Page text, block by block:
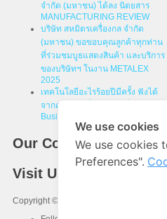
จำกัด (มหาชน) ได้ลง นิตยสาร
MANUFACTURING REVIEW
บริษัท สหมิตรเครื่องกล จำกัด
(มหาชน) ขอขอบคุณลูกค้าทุกท่าน
ที่ร่วมชมบูธแสดงสินค้า และบริการ
ของบริษัทฯ ในงาน METALEX
2025
เทคโนโลยีอะไรร้อยปีมีครั้ง ฟังได้
จากคุณพฤทธิ์ สหมิตรเครื่องกล ใน
Business Builders by RX BITEC
Our Company
Visit Us
Copyright © 2026 SAHAMIT
We use cookies
We use cookies
Preferences".